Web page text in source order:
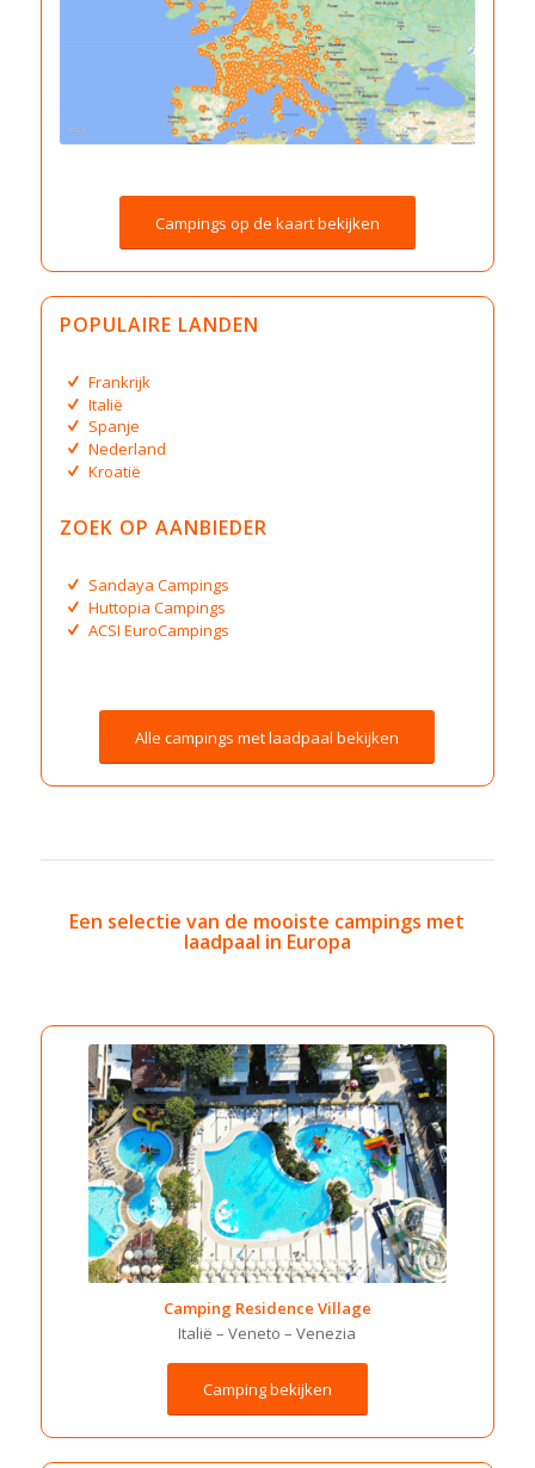
Campings op de kaart bekijken
POPULAIRE LANDEN
Frankrijk
Italië
Spanje
Nederland
Kroatië
ZOEK OP AANBIEDER
Sandaya Campings
Huttopia Campings
ACSI EuroCampings
Alle campings met laadpaal bekijken
Een selectie van de mooiste campings met
laadpaal in Europa
Camping Residence Village
Italië – Veneto – Venezia
Camping bekijken